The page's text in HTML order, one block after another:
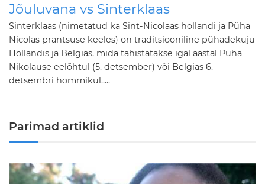
Jõuluvana vs Sinterklaas
Sinterklaas (nimetatud ka Sint-Nicolaas hollandi ja Püha
Nicolas prantsuse keeles) on traditsiooniline pühadekuju
Hollandis ja Belgias, mida tähistatakse igal aastal Püha
Nikolause eelõhtul (5. detsember) või Belgias 6.
detsembri hommikul.....
Parimad artiklid